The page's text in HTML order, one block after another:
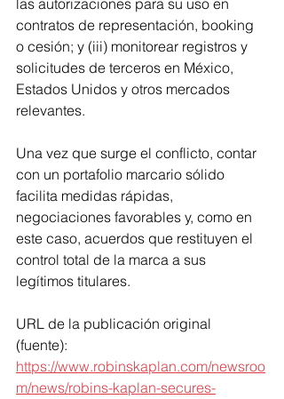
las autorizaciones para su uso en
contratos de representación, booking
o cesión; y (iii) monitorear registros y
solicitudes de terceros en México,
Estados Unidos y otros mercados
relevantes.
Una vez que surge el conflicto, contar
con un portafolio marcario sólido
facilita medidas rápidas,
negociaciones favorables y, como en
este caso, acuerdos que restituyen el
control total de la marca a sus
legítimos titulares.
URL de la publicación original
(fuente):
https://www.robinskaplan.com/newsroo
m/news/robins-kaplan-secures-